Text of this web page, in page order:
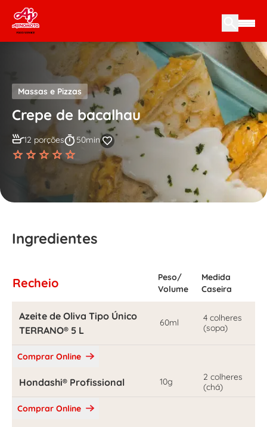
Skip to content
Massas e Pizzas
Crepe de bacalhau
12 porções 50min
Ingredientes
Recheio
Peso/
Volume
Medida
Caseira
Azeite de Oliva Tipo Único
TERRANO® 5 L
60ml
4 colheres
(sopa)
Comprar Online
Hondashi® Profissional 10g
2 colheres
(chá)
Comprar Online